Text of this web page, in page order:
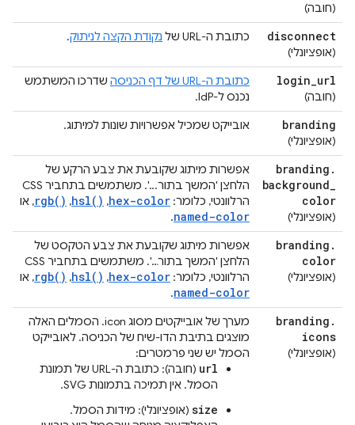
(חובה)
disconnect
(אופציונלי)
כתובת ה-URL של נקודת הקצה לניתוק.
login_url
(חובה)
כתובת ה-URL של דף הכניסה
שדרכו המשתמש
נכנס ל-IdP.
branding
(אופציונלי)
אובייקט שמכיל אפשרויות שונות למיתוג.
branding .
background_
color
(אופציונלי)
אפשרות מיתוג שקובעת את צבע הרקע של
הלחצן 'המשך בתור...'. משתמשים בתחביר CSS
הרלוונטי, כלומר: hex-color
,
hsl()
,
rgb(), או
named-color
.
branding .
color
(אופציונלי)
אפשרות מיתוג שקובעת את צבע הטקסט של
הלחצן 'המשך בתור…'. משתמשים בתחביר CSS
הרלוונטי, כלומר: hex-color
,
hsl()
,
rgb(), או
named-color
.
branding .
icons
(אופציונלי)
מערך של אובייקטים מסוג icon. הסמלים האלה
מוצגים בתיבת הדו-שיח של הכניסה. לאובייקט
הסמל יש שני פרמטרים:
url
(חובה): כתובת ה-URL של תמונת
הסמל. אין תמיכה בתמונות SVG.
size (אופציונלי): מידות הסמל.